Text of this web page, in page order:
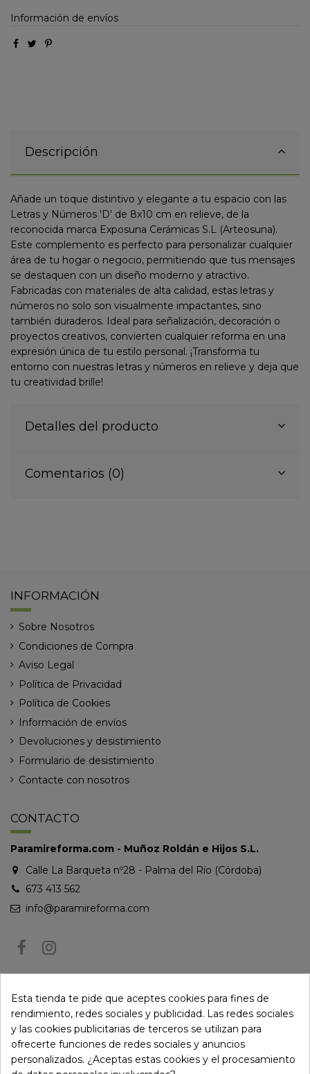
Información de envíos
Descripción
Añade un toque distintivo y elegante a tu espacio con las
Letras y Números 'D' de 8x10 cm en relieve, de la
reconocida marca Exposuna Cerámicas S.L (Arteosuna).
Este complemento es perfecto para personalizar cualquier
área de tu hogar o negocio, permitiendo que tus mensajes
se destaquen con un diseño moderno y atractivo.
Fabricadas con materiales de alta calidad, estas letras y
números no solo son visualmente impactantes, sino
también duraderos. Ideal para señalización, decoración o
proyectos creativos, convierten cualquier reforma en una
expresión única de tu estilo personal. ¡Transforma tu
entorno con nuestras letras y números en relieve y deja que
tu creatividad brille!
Detalles del producto
Comentarios (0)
INFORMACIÓN
Sobre Nosotros
Condiciones de Compra
Aviso Legal
Política de Privacidad
Política de Cookies
Información de envíos
Devoluciones y desistimiento
Formulario de desistimiento
Contacte con nosotros
CONTACTO
Paramireforma.com - Muñoz Roldán e Hijos S.L.
Calle La Barqueta nº28 - Palma del Río (Córdoba)
673 413 562
info@paramireforma.com
Puede darse de baja en cualquier momento. Para ello, consulte nuestra
información de contacto en el aviso legal.
Esta tienda te pide que aceptes cookies para fines de
rendimiento, redes sociales y publicidad. Las redes sociales
y las cookies publicitarias de terceros se utilizan para
ofrecerte funciones de redes sociales y anuncios
personalizados. ¿Aceptas estas cookies y el procesamiento